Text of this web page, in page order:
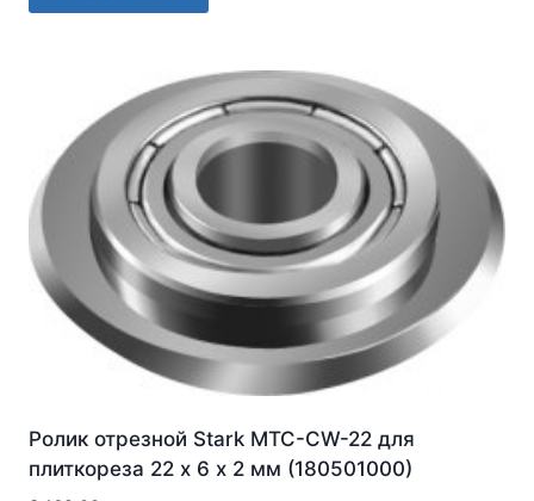
Ролик отрезной Stark MTC-CW-22 для
плиткореза 22 х 6 х 2 мм (180501000)